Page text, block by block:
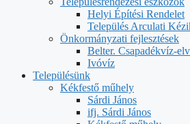
Helyi Építési Rendelet
Település Arculati
Önkormányzati fejlesztések
Belter. Csapadékvíz-
Ivóvíz
Településünk
Kékfestő műhely
Sárdi János
ifj. Sárdi János